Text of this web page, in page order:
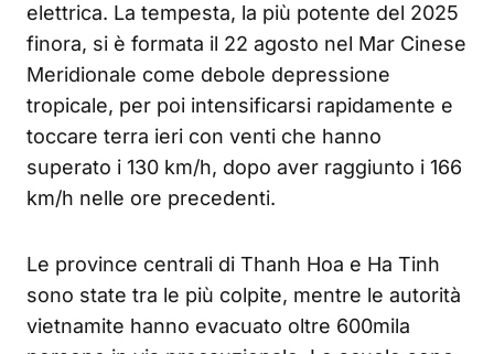
elettrica. La tempesta, la più potente del 2025
finora, si è formata il 22 agosto nel Mar Cinese
Meridionale come debole depressione
tropicale, per poi intensificarsi rapidamente e
toccare terra ieri con venti che hanno
superato i 130 km/h, dopo aver raggiunto i 166
km/h nelle ore precedenti.
Le province centrali di Thanh Hoa e Ha Tinh
sono state tra le più colpite, mentre le autorità
vietnamite hanno evacuato oltre 600mila